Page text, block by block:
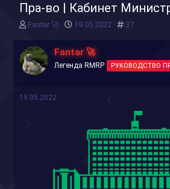
Пра-во | Кабинет
А
т
о
р
м
Fantar 🚀
Д
а
н
19.05.2022 #
37
Fantar 🚀
Легенда RMRP РУКОВОДСТВО
19.05.2022